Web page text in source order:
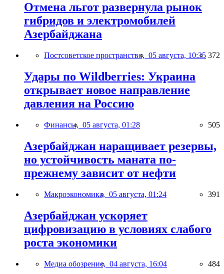
Отмена льгот развернула рынок
гибридов и электромобилей
Азербайджана
Постсоветское пространство, 05 августа, 10:35 372
Удары по Wildberries: Украина
открывает новое направление
давления на Россию
Финансы, 05 августа, 01:28 505
Азербайджан наращивает резервы,
но устойчивость маната по-
прежнему зависит от нефти
Макроэкономика, 05 августа, 01:24 391
Азербайджан ускоряет
цифровизацию в условиях слабого
роста экономики
Медиа обозрение, 04 августа, 16:04 484